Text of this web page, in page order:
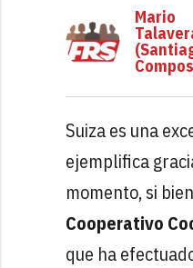
Mario
Suiza es una
ejemplifica
momento, si
Cooperativo
que ha